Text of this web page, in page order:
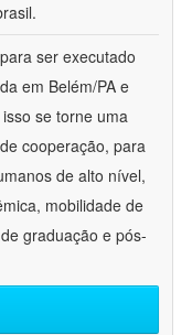
ser executado
em Belém/PA e
se torne uma
cooperação, para
de alto nível,
mobilidade de
graduação e pós-